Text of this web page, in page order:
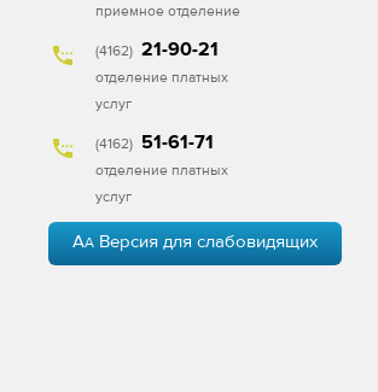
приемное отделение
(4162) 21-90-21
отделение платных
услуг
(4162) 51-61-71
отделение платных
услуг
AA Версия для слабовидящих